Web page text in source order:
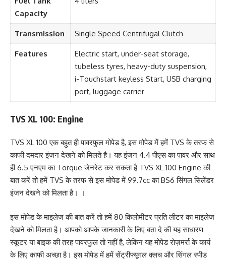
Capacity
Transmission Single Speed Centrifugal Clutch
Features
Electric start, under-seat storage,
tubeless tyres, heavy-duty suspension,
i-Touchstart keyless Start, USB charging
port, luggage carrier
TVS XL 100: Engine
TVS XL 100 एक बहुत ही पावरफुल मोपेड है, इस मोपेड में हमें TVS के तरफ से
काफी दमदार इंजन देखने को मिलते है। यह इंजन 4.4 पीएस का पावर और साथ
ही 6.5 एनएम का Torque जेनरेट कर सकता है TVS XL 100 Engine की
बात करें तो हमें TVS के तरफ से इस मोपेड में 99.7cc का BS6 सिंगल सिलेंडर
इंजन देखने को मिलता है। ।
इस मोपेड के माइलेज की बात करें तो हमें 80 किलोमीटर प्रति लीटर का माइलेज
देखने को मिलता है। आपको आपके जानकारी के लिए बता दे की यह साधारण
स्कूटर या बाइक की तरह पावरफुल तो नहीं है, लेकिन यह मोपेड रोज़मर्रा के कार्य
के लिए काफी अच्छा है। इस मोपेड में हमें सेंट्रीफ्यूगल क्लच और सिंगल स्पीड